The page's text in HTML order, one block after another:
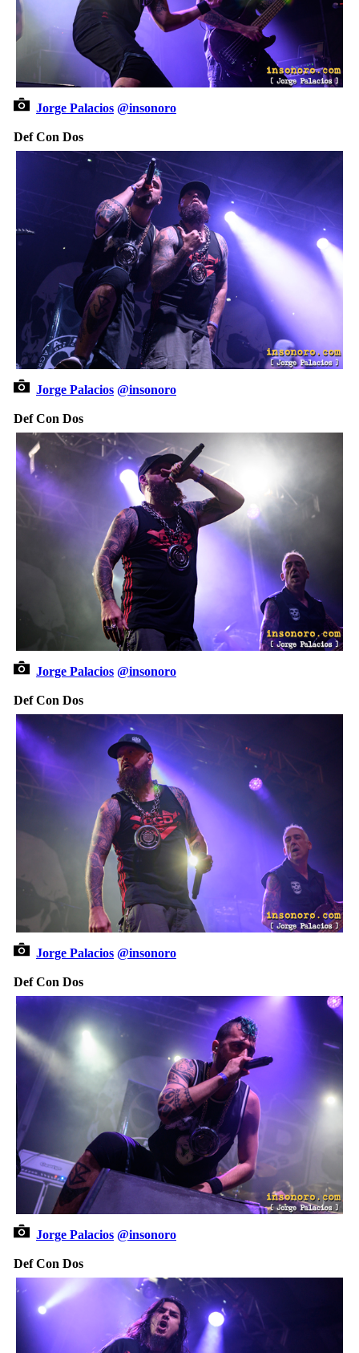
Jorge Palacios @insonoro
Def Con Dos
Jorge Palacios @insonoro
Def Con Dos
Jorge Palacios @insonoro
Def Con Dos
Jorge Palacios @insonoro
Def Con Dos
Jorge Palacios @insonoro
Def Con Dos